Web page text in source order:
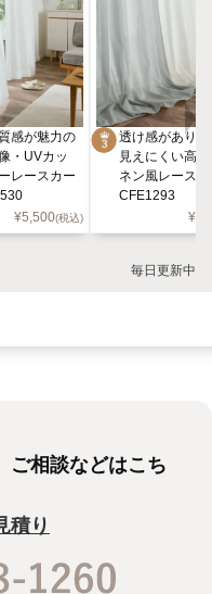
感が魅力の
・UVカッ
レースカー
¥5,500(税込)
透け感があり
見えにくい高
ネン風レース
CFE1293
¥
毎日更新中
ご相談などはこち
積り